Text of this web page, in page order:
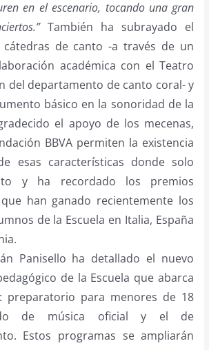
en el escenario, tocando una gran
También ha subrayado el
de canto -a través de un
académica con el Teatro
del departamento de canto coral- y
básico en la sonoridad de la
el apoyo de los mecenas,
BBVA permiten la existencia
esas características donde solo
y ha recordado los premios
han ganado recientemente los
de la Escuela en Italia, España
Panisello ha detallado el nuevo
de la Escuela que abarca
preparatorio para menores de 18
de música oficial y el de
Estos programas se ampliarán